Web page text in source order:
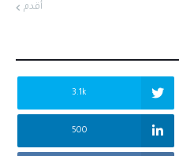
أقدم
3.1k
500